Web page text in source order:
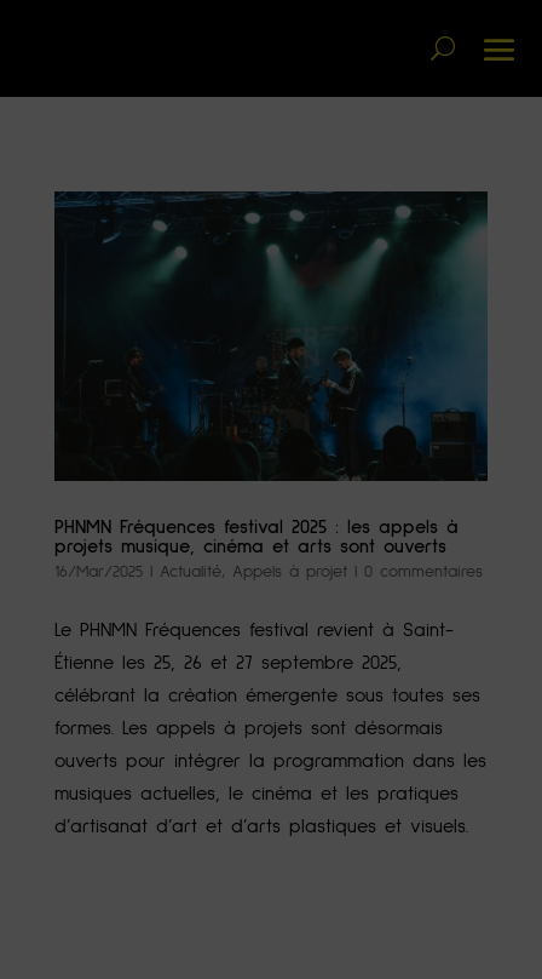
PHNMN Fréquences festival 2025 : les appels à
projets musique, cinéma et arts sont ouverts
16/Mar/2025| Actualité, Appels à projet| 0 commentaires
Le PHNMN Fréquences festival revient à Saint-
Étienne les 25, 26 et 27 septembre 2025,
célébrant la création émergente sous toutes ses
formes. Les appels à projets sont désormais
ouverts pour intégrer la programmation dans les
musiques actuelles, le cinéma et les pratiques
d’artisanat d’art et d’arts plastiques et visuels.